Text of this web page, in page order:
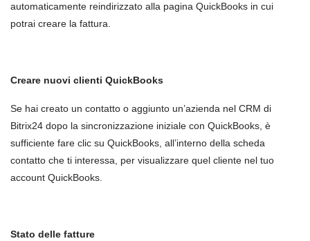
automaticamente reindirizzato alla pagina QuickBooks in cui
potrai creare la fattura.
Creare nuovi clienti QuickBooks
Se hai creato un contatto o aggiunto un’azienda nel CRM di
Bitrix24 dopo la sincronizzazione iniziale con QuickBooks, è
sufficiente fare clic su QuickBooks, all’interno della scheda
contatto che ti interessa, per visualizzare quel cliente nel tuo
account QuickBooks.
Stato delle fatture